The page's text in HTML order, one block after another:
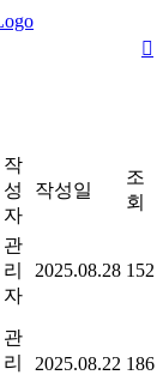
작
성
자
작성일
조
회
관
리
자
2025.08.28 152
관
리
2025.08.22 186